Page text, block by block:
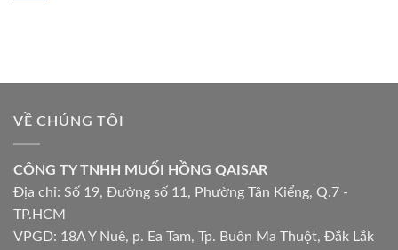
VỀ CHÚNG TÔI
CÔNG TY TNHH MUỐI HỒNG QAISAR
Địa chỉ: Số 19, Đường số 11, Phường Tân Kiểng, Q.7 -
TP.HCM
VPGD: 18A Y Nuê, p. Ea Tam, Tp. Buôn Ma Thuột, Đắk Lắk